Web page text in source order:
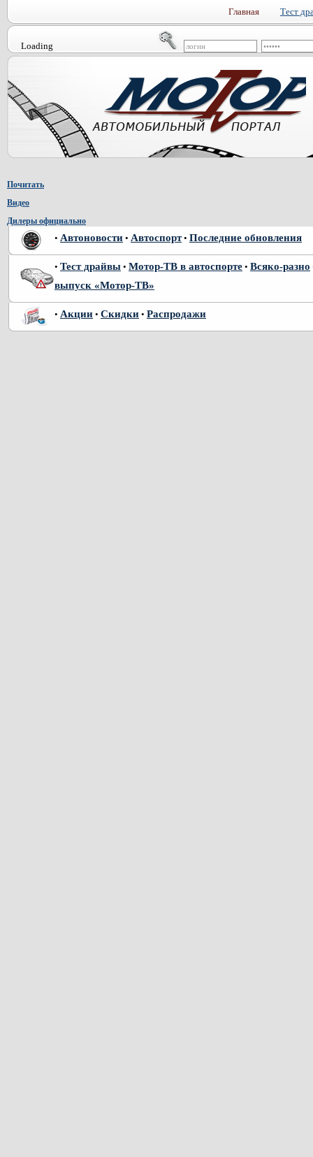
Главная Тест
Loading
Почитать
Видео
Дилеры официально
• Автоновости • Автоспорт• Последние обновления
• Тест драйвы • Мотор-ТВ в автоспорте • Всяко-разно
выпуск «Мотор-ТВ»
• Акции • Скидки • Распродажи